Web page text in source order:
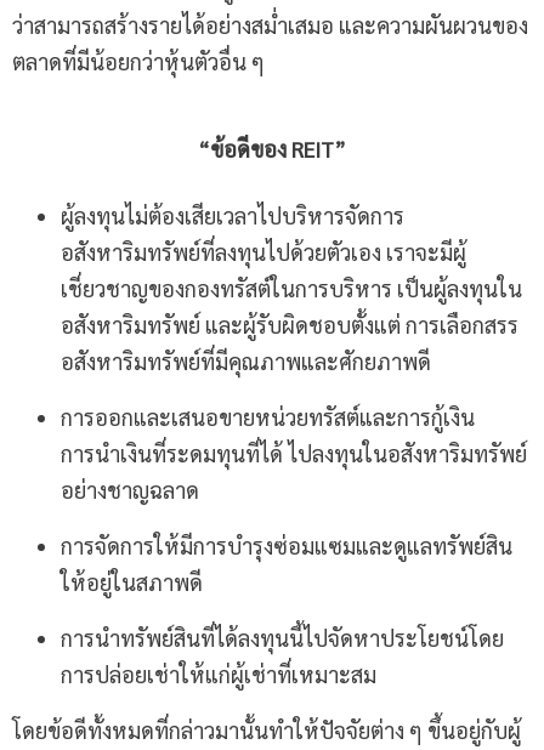
ว่าสามารถสร้างรายได้อย่างสม่ำเสมอ และความผันผวนของ
ตลาดที่มีน้อยกว่าหุ้นตัวอื่น ๆ
“ข้อดีของ REIT”
ผู้ลงทุนไม่ต้องเสียเวลาไปบริหารจัดการ
อสังหาริมทรัพย์ที่ลงทุนไปด้วยตัวเอง เราจะมีผู้
เชี่ยวชาญของกองทรัสต์ในการบริหาร เป็นผู้ลงทุนใน
อสังหาริมทรัพย์ และผู้รับผิดชอบตั้งแต่ การเลือกสรร
อสังหาริมทรัพย์ที่มีคุณภาพและศักยภาพดี
การออกและเสนอขายหน่วยทรัสต์และการกู้เงิน
การนำเงินที่ระดมทุนที่ได้ ไปลงทุนในอสังหาริมทรัพย์
อย่างชาญฉลาด
การจัดการให้มีการบำรุงซ่อมแซมและดูแลทรัพย์สิน
ให้อยู่ในสภาพดี
การนำทรัพย์สินที่ได้ลงทุนนี้ไปจัดหาประโยชน์โดย
การปล่อยเช่าให้แก่ผู้เช่าที่เหมาะสม
โดยข้อดีทั้งหมดที่กล่าวมานั้นทำให้ปัจจัยต่าง ๆ ขึ้นอยู่กับผู้